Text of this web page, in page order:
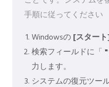
手順に従ってください
Windowsの[スター
検索フィールドに「
力します。
システムの復元ツー